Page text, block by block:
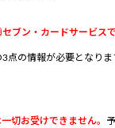
ブン・カードサービ
点の情報が必要となりま
切お受けできません。